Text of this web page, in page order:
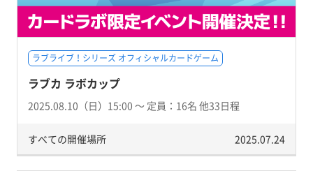
ラブライブ！シリーズ オフィシャルカードゲーム
ラブカ ラボカップ
2025.08.10（日）15:00 〜 定員：16名 他33日程
すべての開催場所 2025.07.24